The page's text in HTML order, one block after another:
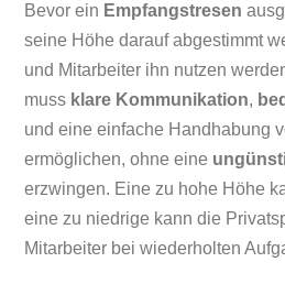
Bevor ein Empfangstresen
seine Höhe darauf abgestimmt
und Mitarbeiter ihn nutzen
muss klare Kommunikation,
und eine einfache Handhabung
ermöglichen, ohne eine
erzwingen. Eine zu hohe Höhe
eine zu niedrige kann die
Mitarbeiter bei wiederholten